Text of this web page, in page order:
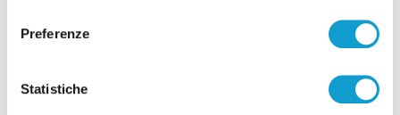
Preferenze
Statistiche